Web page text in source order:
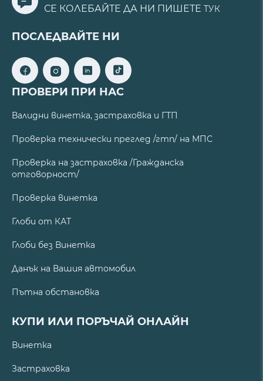
СЕ КОЛЕБАЙТЕ ДА НИ ПИШЕТЕ ТУК
ПОСЛЕДВАЙТЕ НИ
ПРОВЕРИ ПРИ НАС
Валидни винетка, застраховка и ГТП
Проверка технически преглед /гтп/ на МПС
Проверка на застраховка /Гражданска
отговорност/
Проверка винетка
Глоби от КАТ
Глоби без Винетка
Данък на Вашия автомобил
Пътна обстановка
КУПИ ИЛИ ПОРЪЧАЙ ОНЛАЙН
Винетка
Застраховка